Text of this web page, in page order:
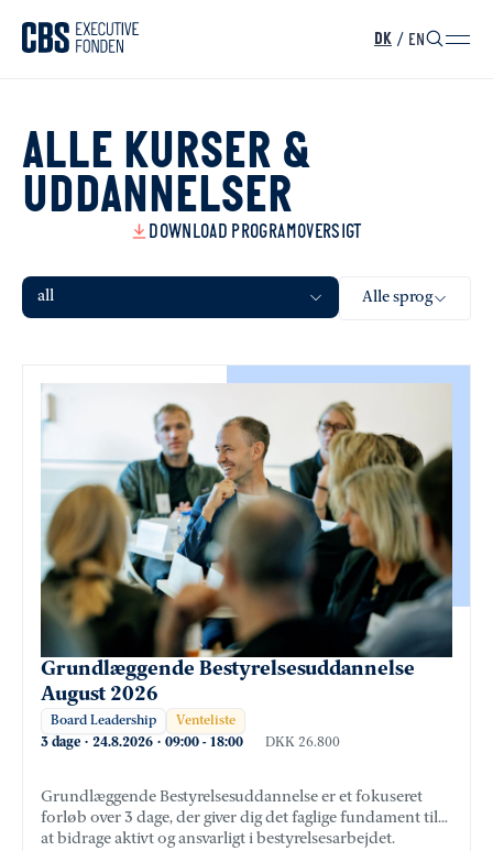
DK / EN
ALLE KURSER &
UDDANNELSER
DOWNLOAD PROGRAMOVERSIGT
all Alle sprog
Grundlæggende Bestyrelsesuddannelse
August 2026
Board Leadership Venteliste
3 dage · 24.8.2026 · 09:00 - 18:00 DKK 26.800
Grundlæggende Bestyrelsesuddannelse er et fokuseret
forløb over 3 dage, der giver dig det faglige fundament til
at bidrage aktivt og ansvarligt i bestyrelsesarbejdet.